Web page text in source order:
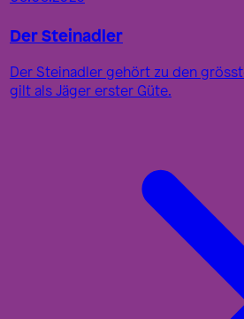
Der Steinadler
Der Steinadler gehört zu den
gilt als Jäger erster Güte.